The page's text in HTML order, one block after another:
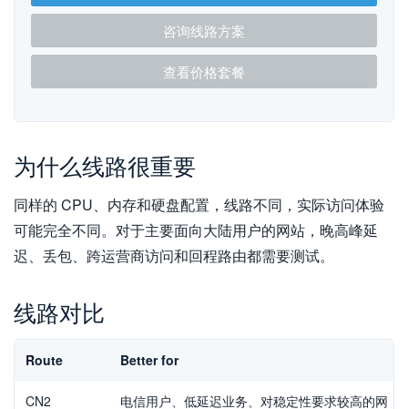
咨询线路方案
查看价格套餐
为什么线路很重要
同样的 CPU、内存和硬盘配置，线路不同，实际访问体验
可能完全不同。对于主要面向大陆用户的网站，晚高峰延
迟、丢包、跨运营商访问和回程路由都需要测试。
线路对比
Route Better for
CN2
电信用户、低延迟业务、对稳定性要求较高的网